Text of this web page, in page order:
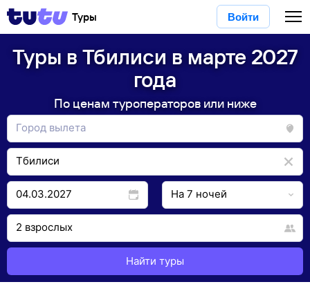
Туры Войти
Туры в Тбилиси в марте 2027
года
По ценам туроператоров или ниже
Найти туры